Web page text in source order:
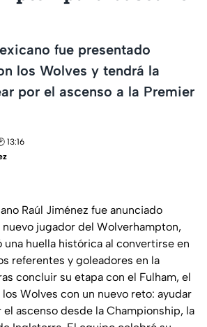
fue presentado
los Wolves y tendrá la
por el ascenso a la Premier
13:16
Raúl Jiménez fue anunciado
jugador del Wolverhampton,
huella histórica al convertirse en
referentes y goleadores en la
concluir su etapa con el Fulham, el
Wolves con un nuevo reto: ayudar
ascenso desde la Championship, la